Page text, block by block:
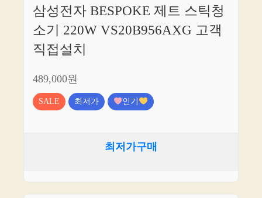
삼성전자 BESPOKE 제트 스틱청
소기 220W VS20B956AXG 고객
직접설치
489,000원
SALE 최저가 인기
최저가구매